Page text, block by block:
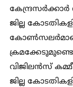
ജില്ല
കോണ്‍സലർമാരെ
വിജിലൻസ്
ജില്ല